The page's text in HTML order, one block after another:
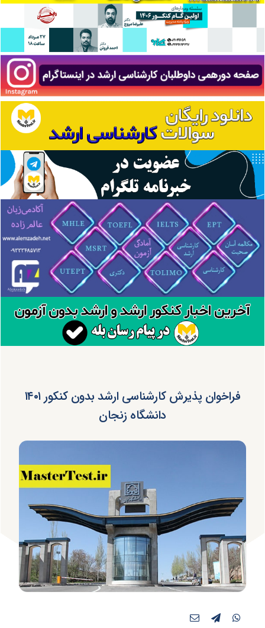
فراخوان پذیرش کارشناسی ارشد بدون کنکور ۱۴۰۱
دانشگاه زنجان